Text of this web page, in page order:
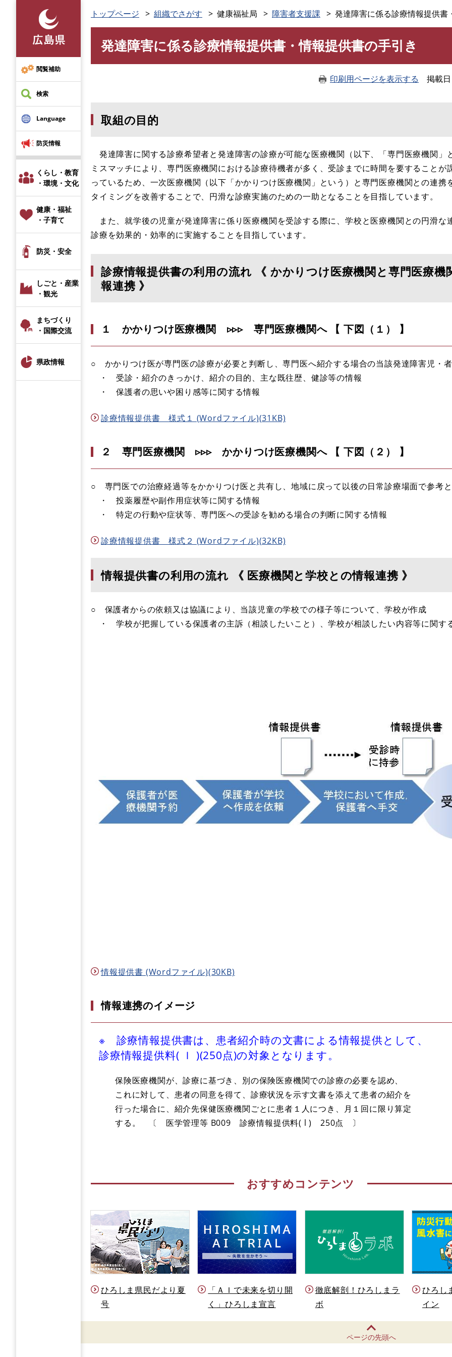
先
頭
で
す
閲覧補助
検索
Language
防災情報
くらし・教育
・環境・文化
健康・福祉
・子育て
防災・安全
しごと・産業
・観光
まちづくり
・国際交流
県政情報
トップページ 組織でさがす 健康福祉局 障害者支援課 発達障害に係る診療情報提供書
発達障害に係る診療情報提供書・情報提供書の手引き
印刷用ページを表示する 掲載日
取組の目的
発達障害に関する診療希望者と発達障害の診療が可能な医療機関（以下、「専門医療機関」
ミスマッチにより、専門医療機関における診療待機者が多く、受診までに時間を要することが
っているため、一次医療機関（以下「かかりつけ医療機関」という）と専門医療機関との連携
タイミングを改善することで、円滑な診療実施のための一助となることを目指しています。
また、就学後の児童が発達障害に係り医療機関を受診する際に、学校と医療機関との円滑な
診療を効果的・効率的に実施することを目指しています。
診療情報提供書の利用の流れ 《 かかりつけ医療機関と専門医療機
報連携 》
１ かかりつけ医療機関 ▹▹▹ 専門医療機関へ 【 下図（１） 】
○ かかりつけ医が専門医の診療が必要と判断し、専門医へ紹介する場合の当該発達障害児・
・ 受診・紹介のきっかけ、紹介の目的、主な既往歴、健診等の情報
・ 保護者の思いや困り感等に関する情報
診療情報提供書 様式１ (Wordファイル)(31KB)
２ 専門医療機関 ▹▹▹ かかりつけ医療機関へ 【 下図（２） 】
○ 専門医での治療経過等をかかりつけ医と共有し、地域に戻って以後の日常診療場面で参考
・ 投薬履歴や副作用症状等に関する情報
・ 特定の行動や症状等、専門医への受診を勧める場合の判断に関する情報
診療情報提供書 様式２ (Wordファイル)(32KB)
情報提供書の利用の流れ 《 医療機関と学校との情報連携 》
○ 保護者からの依頼又は協議により、当該児童の学校での様子等について、学校が作成
・ 学校が把握している保護者の主訴（相談したいこと）、学校が相談したい内容等に関す
情報提供書 (Wordファイル)(30KB)
情報連携のイメージ
※ 診療情報提供書は、患者紹介時の文書による情報提供として、
診療情報提供料( ｌ )(250点)の対象となります。
保険医療機関が、診療に基づき、別の保険医療機関での診療の必要を認め、
これに対して、患者の同意を得て、診療状況を示す文書を添えて患者の紹介を
行った場合に、紹介先保健医療機関ごとに患者１人につき、月１回に限り算定
する。 〔 医学管理等 B009 診療情報提供料( l ) 250点 〕
おすすめコンテンツ
ひろしま県民だより夏
号
「ＡＩで未来を切り開
く」ひろしま宣言
徹底解剖！ひろしまラ
ボ
ひろし
イン
ページの先頭へ